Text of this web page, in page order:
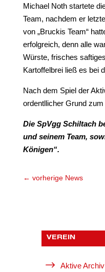
Michael Noth startete
Team, nachdem er
von „Bruckis Team“
erfolgreich, denn alle
Würste, frisches
Kartoffelbrei ließ es bei
Nach dem Spiel der
ordentllicher Grund
Die SpVgg Schiltach
und seinem Team,
Königen“.
← vorherige News
VEREIN
$ Aktive Archiv